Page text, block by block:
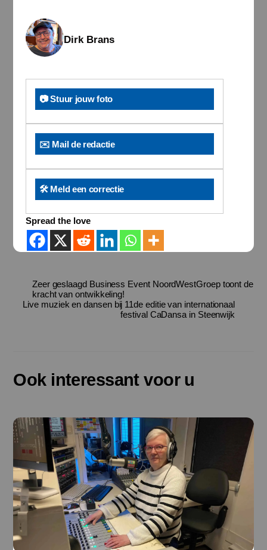
Dirk Brans
📷 Stuur jouw foto
✉️ Mail de redactie
🛠️ Meld een correctie
Spread the love
Zeer geslaagd Business Event NoordWestGroep toont de
kracht van ontwikkeling!
Live muziek en dansen bij 11de editie van internationaal
festival CaDansa in Steenwijk
Ook interessant voor u